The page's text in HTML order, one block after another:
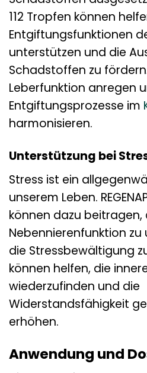
112 Tropfen können
Entgiftungsfunktionen
unterstützen und die
Schadstoffen zu
Leberfunktion anregen
Entgiftungsprozesse im
harmonisieren.
Unterstützung bei
Stress ist ein
unserem Leben.
können dazu beitragen,
Nebennierenfunktion
die Stressbewältigung
können helfen, die
wiederzufinden und die
Widerstandsfähigkeit
erhöhen.
Anwendung und